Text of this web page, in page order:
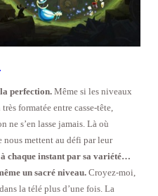
perfection. Même si les niveaux
formatée entre casse-tête,
ne s’en lasse jamais. Là où
nous mettent au défi par leur
chaque instant par sa variété…
un sacré niveau. Croyez-moi,
la télé plus d’une fois. La